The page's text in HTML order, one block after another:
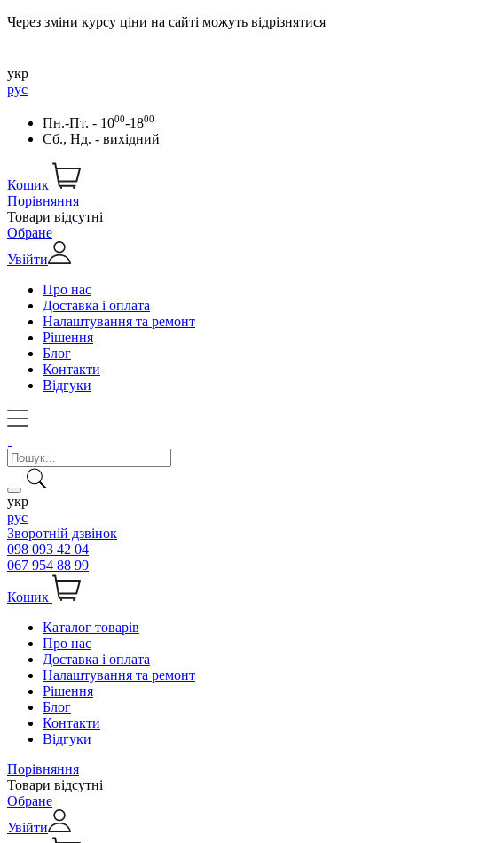
Через зміни курсу ціни на сайті можуть відрізнятися
укр
рус
Пн.-Пт. - 1000-1800
Сб., Нд. - вихідний
Кошик
Порівняння
Товари відсутні
Обране
Увійти
Про нас
Доставка і оплата
Налаштування та ремонт
Рішення
Блог
Контакти
Відгуки
укр
рус
Зворотній дзвінок
098 093 42 04
067 954 88 99
Кошик
Каталог товарів
Про нас
Доставка і оплата
Налаштування та ремонт
Рішення
Блог
Контакти
Відгуки
Порівняння
Товари відсутні
Обране
Увійти